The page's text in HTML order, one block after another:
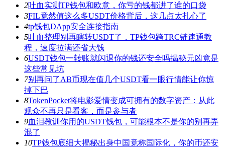
2吐血实测TP钱包和欧意，你亏的钱都进了谁的口袋
3FIL竟然值这么多USDT价格背后，这几点太扎心了
4tp钱包DApp安全连接指南
5吐血整理别再瞎转USDT了，TP钱包跨TRC链速通教
程，速度拉满还省大钱
6USDT钱包一转账就闪退你的钱还安全吗揭秘元凶竟是
这些常见坑
7别再问了AB币现在值几个USDT看一眼行情能让你惊
掉下巴
8TokenPocket将电影爱情变成可拥有的数字资产：从此
观众不再只是看客，而是参与者
9血泪教训你用的USDT钱包，可能根本不是你的别再弄
混了
10TP钱包底细大揭秘出身中国竟称国际化，你的币还安